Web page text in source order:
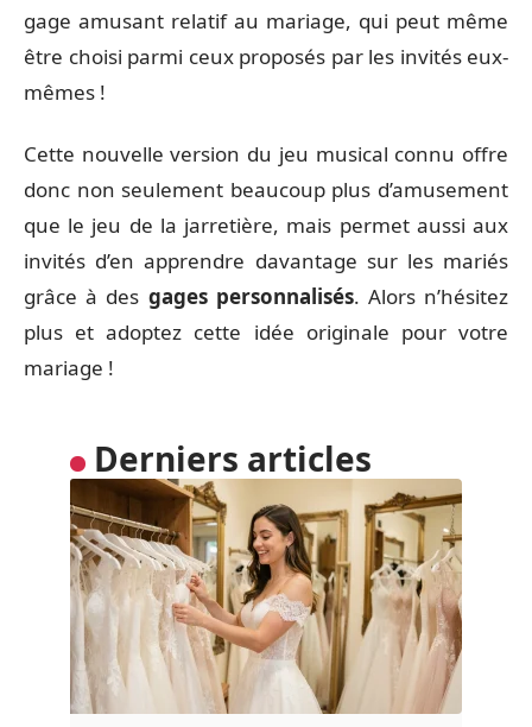
gage amusant relatif au mariage, qui peut même
être choisi parmi ceux proposés par les invités eux-
mêmes !
Cette nouvelle version du jeu musical connu offre
donc non seulement beaucoup plus d’amusement
que le jeu de la jarretière, mais permet aussi aux
invités d’en apprendre davantage sur les mariés
grâce à des gages personnalisés. Alors n’hésitez
plus et adoptez cette idée originale pour votre
mariage !
Derniers articles